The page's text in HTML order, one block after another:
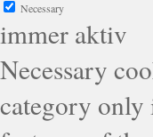
Necessary
immer aktiv
Necessary
category only